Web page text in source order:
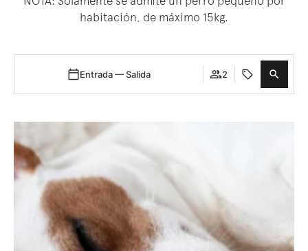
habitación, de máximo 15kg.
Entrada — Salida 2